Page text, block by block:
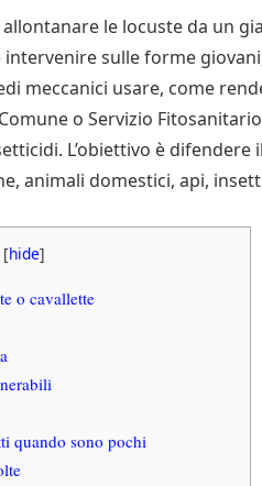
le locuste da un
sulle forme
meccanici usare, come
o Servizio
L’obiettivo è difendere
animali domestici, api,
[hide]
o cavallette
quando sono pochi